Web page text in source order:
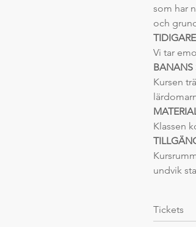
som har
och
Vi tar
BANANS
Kursen
Klassen
undvik
Tickets